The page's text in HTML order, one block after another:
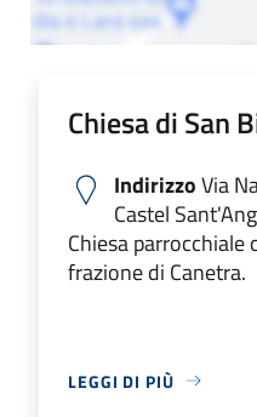
Chiesa di San
IndirizzoVia
Castel
Chiesa parrocchiale
frazione di Canetra.
LEGGI DI PIÙ